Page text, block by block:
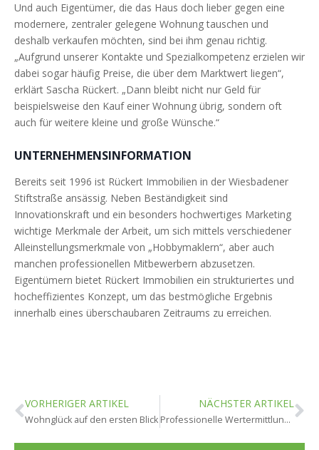
Und auch Eigentümer, die das Haus doch lieber gegen eine
modernere, zentraler gelegene Wohnung tauschen und
deshalb verkaufen möchten, sind bei ihm genau richtig.
„Aufgrund unserer Kontakte und Spezialkompetenz erzielen wir
dabei sogar häufig Preise, die über dem Marktwert liegen“,
erklärt Sascha Rückert. „Dann bleibt nicht nur Geld für
beispielsweise den Kauf einer Wohnung übrig, sondern oft
auch für weitere kleine und große Wünsche.“
UNTERNEHMENSINFORMATION
Bereits seit 1996 ist Rückert Immobilien in der Wiesbadener
Stiftstraße ansässig. Neben Beständigkeit sind
Innovationskraft und ein besonders hochwertiges Marketing
wichtige Merkmale der Arbeit, um sich mittels verschiedener
Alleinstellungsmerkmale von „Hobbymaklern“, aber auch
manchen professionellen Mitbewerbern abzusetzen.
Eigentümern bietet Rückert Immobilien ein strukturiertes und
hocheffizientes Konzept, um das bestmögliche Ergebnis
innerhalb eines überschaubaren Zeitraums zu erreichen.
VORHERIGER ARTIKEL
Wohnglück auf den ersten Blick
NÄCHSTER ARTIKEL
Professionelle Wertermittlung hilft bei Verkaufspreisfestlegung